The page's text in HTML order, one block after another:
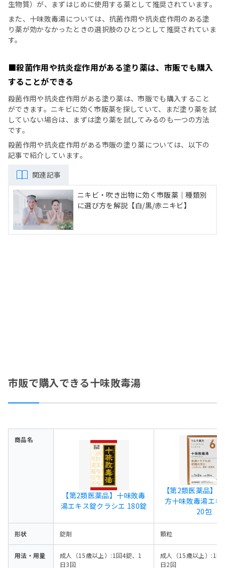
生物質）が、まずはじめに使用する薬として推奨されています。
また、十味敗毒湯については、抗菌作用や抗炎症作用のある塗
り薬が効かなかったときの選択肢のひとつとして推奨されていま
す。
■殺菌作用や抗炎症作用がある塗り薬は、市販でも購入
することができる
殺菌作用や抗炎症作用がある塗り薬は、市販でも購入すること
ができます。ニキビに効く市販薬を探していて、まだ塗り薬を試
していない場合は、まずは塗り薬を試してみるのも一つの方法
です。
殺菌作用や抗炎症作用がある市販の塗り薬については、以下の
記事で紹介しています。
関連記事
ニキビ・吹き出物に効く市販薬｜種類別
に選び方を解説【白/黒/赤ニキビ】
市販で購入できる十味敗毒湯
商品名
【第2類医薬品】十味敗毒
湯エキス錠クラシエ 180錠
【第2類医薬品】
方十味敗毒湯エキ
20包
形状 錠剤 顆粒
用法・用量
成人（15歳以上）:1回4錠、1
日3回
成人（15歳以上）:1回
日2回